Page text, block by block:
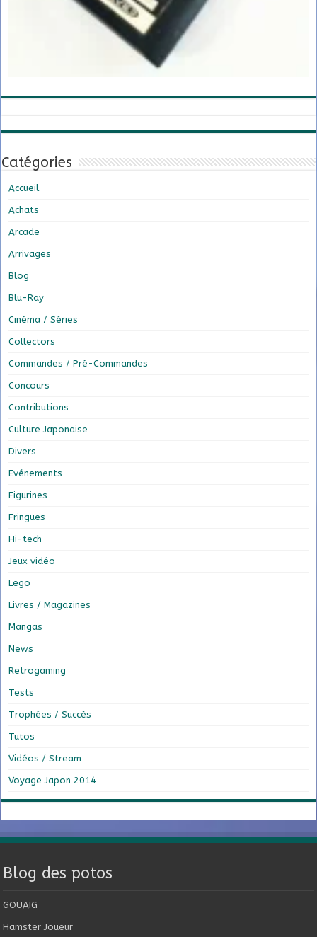
Catégories
Accueil
Achats
Arcade
Arrivages
Blog
Blu-Ray
Cinéma / Séries
Collectors
Commandes / Pré-Commandes
Concours
Contributions
Culture Japonaise
Divers
Evénements
Figurines
Fringues
Hi-tech
Jeux vidéo
Lego
Livres / Magazines
Mangas
News
Retrogaming
Tests
Trophées / Succès
Tutos
Vidéos / Stream
Voyage Japon 2014
Blog des potos
GOUAIG
Hamster Joueur